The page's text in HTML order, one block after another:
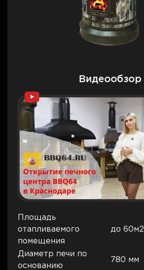
Видеообзор
Площадь
отапливаемого
помещения
до 60м2
Диаметр печи по
основанию
780 мм